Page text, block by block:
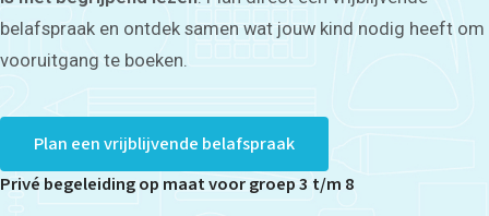
belafspraak en ontdek samen wat jouw kind nodig heeft om
vooruitgang te boeken.
Plan een vrijblijvende belafspraak
Privé begeleiding op maat voor groep 3 t/m 8